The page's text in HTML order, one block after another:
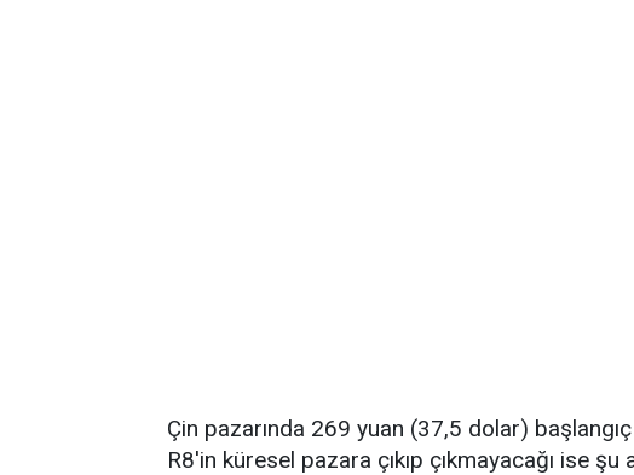
Çin pazarında 269 yuan (37,5 dolar)
R8'in küresel pazara çıkıp çıkmayacağı ise şu